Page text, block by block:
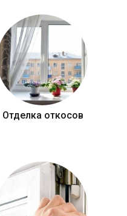
Отделка откосов